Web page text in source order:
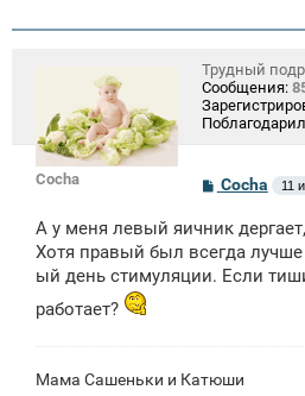
Cocha
Трудный
Сообщения:
С
б
щ
н
Cocha 11
А у меня левый яичник
Хотя правый был всегда
ый день стимуляции. Если
работает?
Мама Сашеньки и Катюши